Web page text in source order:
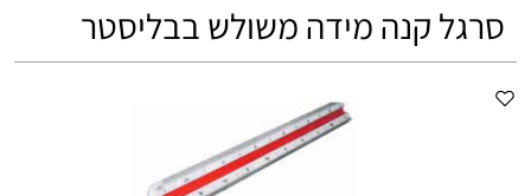
סרגל קנה מידה משולש בבליסטר